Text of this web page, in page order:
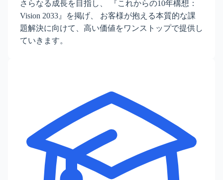
さらなる成長を目指し、 『これからの10年構想：
Vision 2033』を掲げ、 お客様が抱える本質的な課
題解決に向けて、高い価値をワンストップで提供し
ていきます。